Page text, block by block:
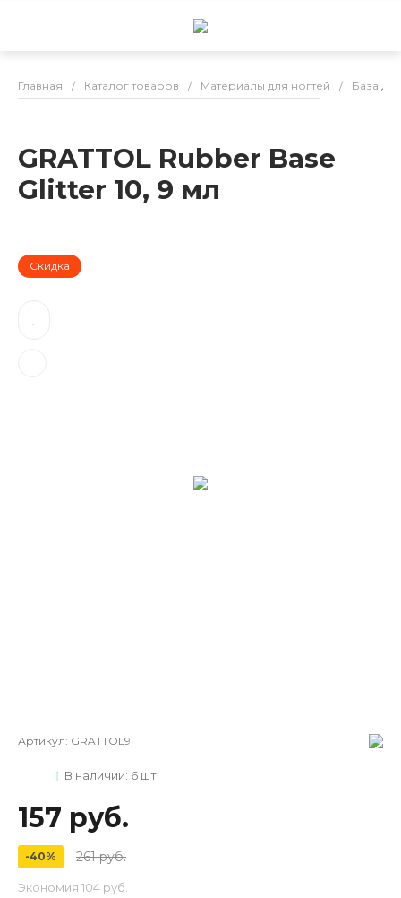
Главная / Каталог товаров / Материалы для ногтей / База
GRATTOL Rubber Base
Glitter 10, 9 мл
Скидка
Артикул: GRATTOL9
В наличии: 6 шт
157 руб.
-40% 261 руб.
Экономия 104 руб.